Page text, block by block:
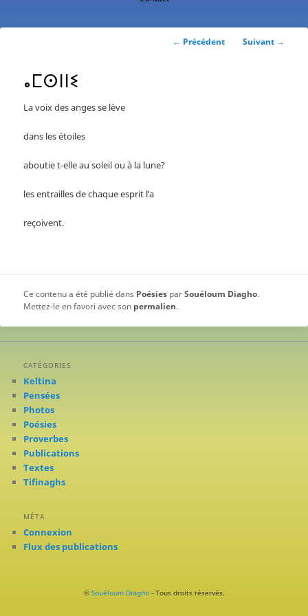
Navigation
← Précédent Suivant →
ⴰⵎⵙⵏⵏⵉ
La voix des anges se lève
dans les étoiles
aboutie t-elle au soleil ou à la lune?
les entrailles de chaque esprit l’a
reçoivent.
Ce contenu a été publié dans Poésies parSouéloum Diagho.
Mettez-le en favori avec son permalien.
CATÉGORIES
Keltina
Pensées
Photos
Poésies
Proverbes
Publications
Textes
Tifinaghs
MÉTA
Connexion
Flux des publications
© Souéloum Diagho- Tous droits réservés.